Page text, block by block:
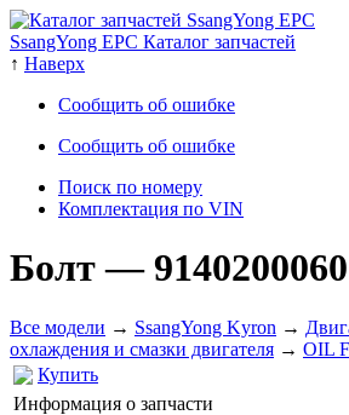
SsangYong EPC Каталог запчастей
↑ Наверх
Сообщить об ошибке
Сообщить об ошибке
Поиск по номеру
Комплектация по VIN
Болт—
Все модели → SsangYong Kyron →
охлаждения и смазки двигателя → OIL
Купить
Информация о запчасти